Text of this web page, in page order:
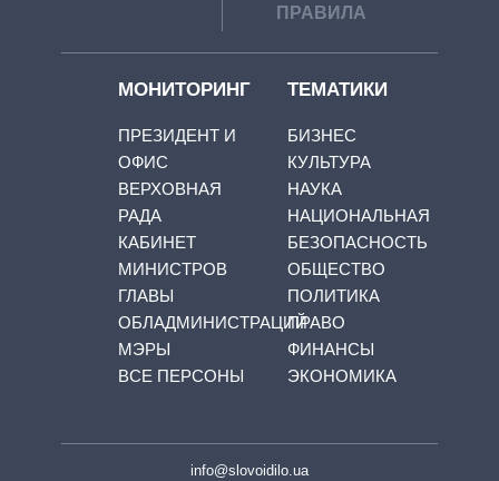
ПРАВИЛА
МОНИТОРИНГ
ПРЕЗИДЕНТ И
ОФИС
ВЕРХОВНАЯ
РАДА
КАБИНЕТ
МИНИСТРОВ
ГЛАВЫ
ОБЛАДМИНИСТРАЦИЙ
МЭРЫ
ВСЕ ПЕРСОНЫ
ТЕМАТИКИ
БИЗНЕС
КУЛЬТУРА
НАУКА
НАЦИОНАЛЬНАЯ
БЕЗОПАСНОСТЬ
ОБЩЕСТВО
ПОЛИТИКА
ПРАВО
ФИНАНСЫ
ЭКОНОМИКА
info@slovoidilo.ua